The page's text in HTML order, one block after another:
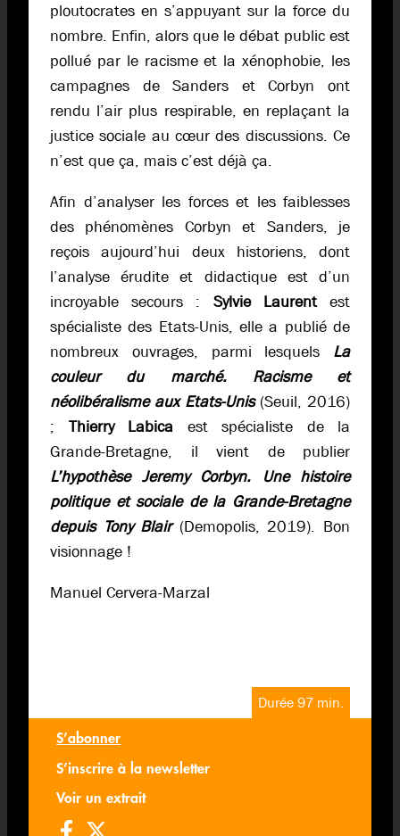
ploutocrates en s’appuyant sur la force du
nombre. Enfin, alors que le débat public est
pollué par le racisme et la xénophobie, les
campagnes de Sanders et Corbyn ont
rendu l’air plus respirable, en replaçant la
justice sociale au cœur des discussions. Ce
n’est que ça, mais c’est déjà ça.
Afin d’analyser les forces et les faiblesses
des phénomènes Corbyn et Sanders, je
reçois aujourd’hui deux historiens, dont
l’analyse érudite et didactique est d’un
incroyable secours : Sylvie Laurentest
spécialiste des Etats-Unis, elle a publié de
nombreux ouvrages, parmi lesquels La
couleur du marché. Racisme et
néolibéralisme aux Etats-Unis(Seuil, 2016)
; Thierry Labica est spécialiste de la
Grande-Bretagne, il vient de publier
L’hypothèse Jeremy Corbyn. Une histoire
politique et sociale de la Grande-Bretagne
depuis Tony Blair(Demopolis, 2019). Bon
visionnage !
Manuel Cervera-Marzal
Durée 97 min.
S’abonner
S’inscrire à la newsletter
Voir un extrait